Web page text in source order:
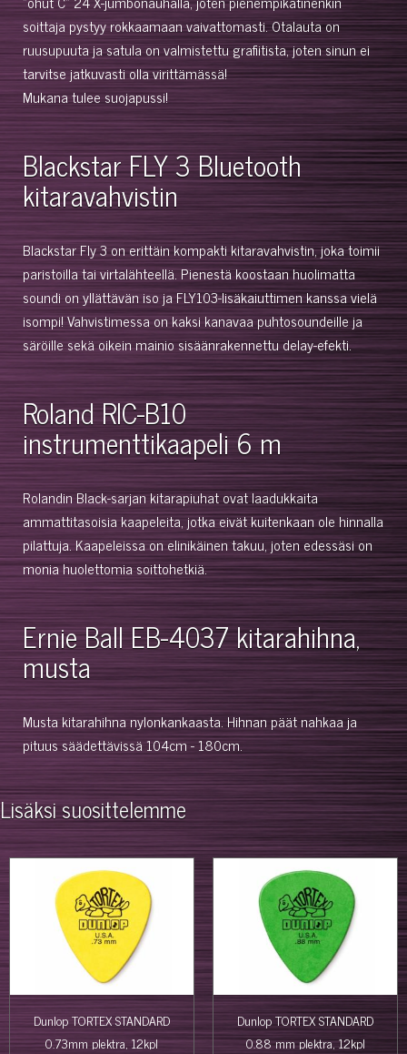
soittaja pystyy rokkaamaan vaivattomasti. Otalauta on
ruusupuuta ja satula on valmistettu grafiitista, joten sinun ei
tarvitse jatkuvasti olla virittämässä!
Mukana tulee suojapussi!
Blackstar FLY 3 Bluetooth
kitaravahvistin
Blackstar Fly 3 on erittäin kompakti kitaravahvistin, joka toimii
paristoilla tai virtalähteellä. Pienestä koostaan huolimatta
soundi on yllättävän iso ja FLY103-lisäkaiuttimen kanssa vielä
isompi! Vahvistimessa on kaksi kanavaa puhtosoundeille ja
säröille sekä oikein mainio sisäänrakennettu delay-efekti.
Roland RIC-B10
instrumenttikaapeli 6 m
Rolandin Black-sarjan kitarapiuhat ovat laadukkaita
ammattitasoisia kaapeleita, jotka eivät kuitenkaan ole hinnalla
pilattuja. Kaapeleissa on elinikäinen takuu, joten edessäsi on
monia huolettomia soittohetkiä.
Ernie Ball EB-4037 kitarahihna,
musta
Musta kitarahihna nylonkankaasta. Hihnan päät nahkaa ja
pituus säädettävissä 104cm - 180cm.
Lisäksi suosittelemme
Dunlop TORTEX STANDARD
0.73mm plektra, 12kpl
Dunlop TORTEX STANDARD
0.88 mm plektra, 12kpl